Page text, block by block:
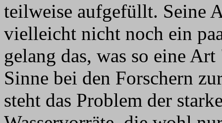
teilweise aufgefüllt. Seine
vielleicht nicht noch ein
gelang das, was so eine
Sinne bei den Forschern
steht das Problem der